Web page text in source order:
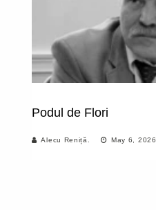
Podul de Flori
Alecu Reniță. May 6, 2026